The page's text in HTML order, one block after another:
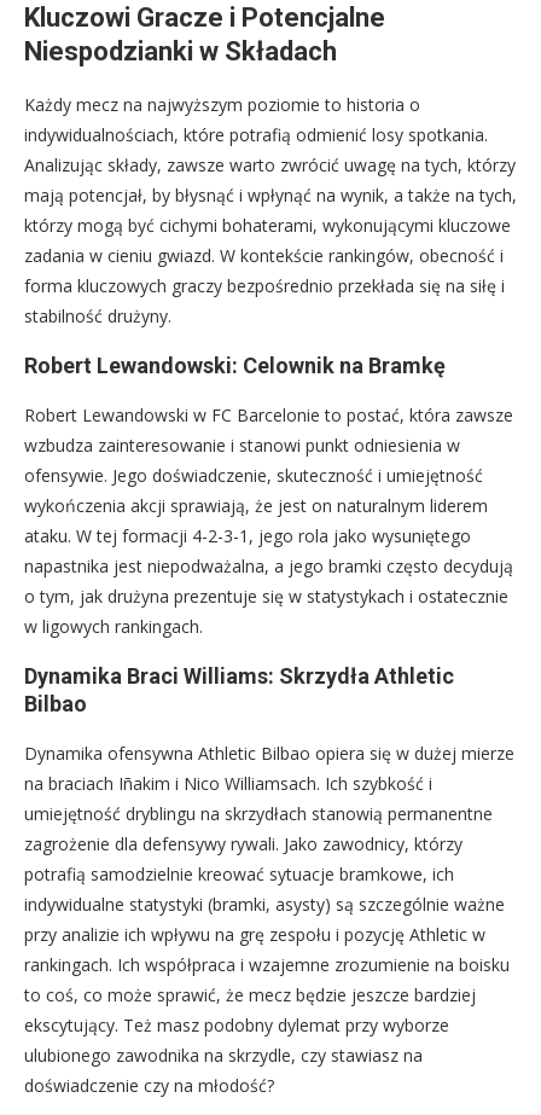
Kluczowi Gracze i Potencjalne
Niespodzianki w Składach
Każdy mecz na najwyższym poziomie to historia o
indywidualnościach, które potrafią odmienić losy spotkania.
Analizując składy, zawsze warto zwrócić uwagę na tych, którzy
mają potencjał, by błysnąć i wpłynąć na wynik, a także na tych,
którzy mogą być cichymi bohaterami, wykonującymi kluczowe
zadania w cieniu gwiazd. W kontekście rankingów, obecność i
forma kluczowych graczy bezpośrednio przekłada się na siłę i
stabilność drużyny.
Robert Lewandowski: Celownik na Bramkę
Robert Lewandowski w FC Barcelonie to postać, która zawsze
wzbudza zainteresowanie i stanowi punkt odniesienia w
ofensywie. Jego doświadczenie, skuteczność i umiejętność
wykończenia akcji sprawiają, że jest on naturalnym liderem
ataku. W tej formacji 4-2-3-1, jego rola jako wysuniętego
napastnika jest niepodważalna, a jego bramki często decydują
o tym, jak drużyna prezentuje się w statystykach i ostatecznie
w ligowych rankingach.
Dynamika Braci Williams: Skrzydła Athletic
Bilbao
Dynamika ofensywna Athletic Bilbao opiera się w dużej mierze
na braciach Iñakim i Nico Williamsach. Ich szybkość i
umiejętność dryblingu na skrzydłach stanowią permanentne
zagrożenie dla defensywy rywali. Jako zawodnicy, którzy
potrafią samodzielnie kreować sytuacje bramkowe, ich
indywidualne statystyki (bramki, asysty) są szczególnie ważne
przy analizie ich wpływu na grę zespołu i pozycję Athletic w
rankingach. Ich współpraca i wzajemne zrozumienie na boisku
to coś, co może sprawić, że mecz będzie jeszcze bardziej
ekscytujący. Też masz podobny dylemat przy wyborze
ulubionego zawodnika na skrzydle, czy stawiasz na
doświadczenie czy na młodość?